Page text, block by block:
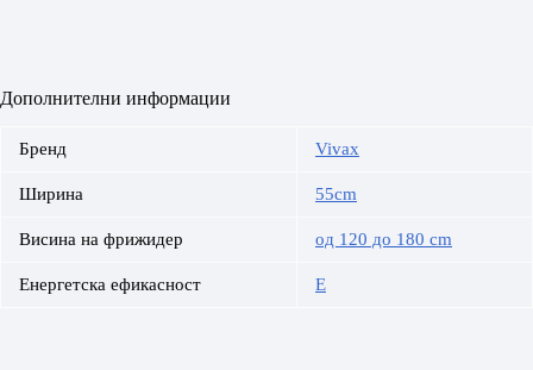
Дополнителни информации
Бренд Vivax
Ширина 55cm
Висина на фрижидер од 120 до 180 cm
Енергетска ефикасност E